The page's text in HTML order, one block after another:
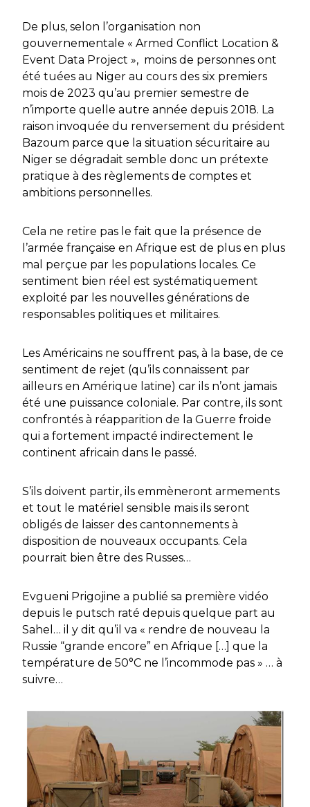
De plus, selon l’organisation non
gouvernementale « Armed Conflict Location &
Event Data Project », moins de personnes ont
été tuées au Niger au cours des six premiers
mois de 2023 qu’au premier semestre de
n’importe quelle autre année depuis 2018. La
raison invoquée du renversement du président
Bazoum parce que la situation sécuritaire au
Niger se dégradait semble donc un prétexte
pratique à des règlements de comptes et
ambitions personnelles.
Cela ne retire pas le fait que la présence de
l’armée française en Afrique est de plus en plus
mal perçue par les populations locales. Ce
sentiment bien réel est systématiquement
exploité par les nouvelles générations de
responsables politiques et militaires.
Les Américains ne souffrent pas, à la base, de ce
sentiment de rejet (qu’ils connaissent par
ailleurs en Amérique latine) car ils n’ont jamais
été une puissance coloniale. Par contre, ils sont
confrontés à réapparition de la Guerre froide
qui a fortement impacté indirectement le
continent africain dans le passé.
S’ils doivent partir, ils emmèneront armements
et tout le matériel sensible mais ils seront
obligés de laisser des cantonnements à
disposition de nouveaux occupants. Cela
pourrait bien être des Russes…
Evgueni Prigojine a publié sa première vidéo
depuis le putsch raté depuis quelque part au
Sahel… il y dit qu’il va « rendre de nouveau la
Russie “grande encore” en Afrique […] que la
température de 50°C ne l’incommode pas » … à
suivre…